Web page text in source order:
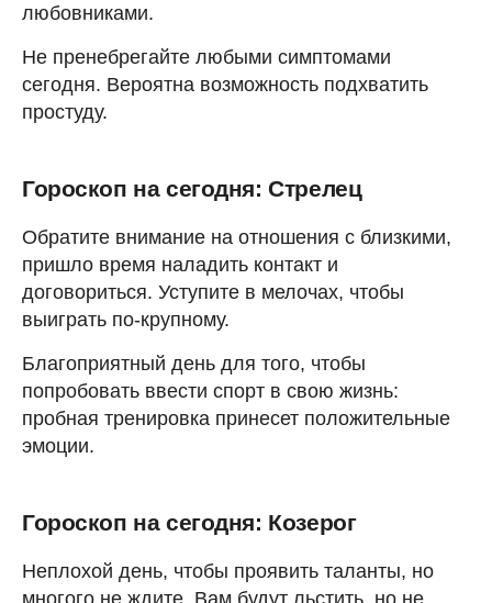
любовниками.
Не пренебрегайте любыми симптомами
сегодня. Вероятна возможность подхватить
простуду.
Гороскоп на сегодня: Стрелец
Обратите внимание на отношения с близкими,
пришло время наладить контакт и
договориться. Уступите в мелочах, чтобы
выиграть по-крупному.
Благоприятный день для того, чтобы
попробовать ввести спорт в свою жизнь:
пробная тренировка принесет положительные
эмоции.
Гороскоп на сегодня: Козерог
Неплохой день, чтобы проявить таланты, но
многого не ждите. Вам будут льстить, но не